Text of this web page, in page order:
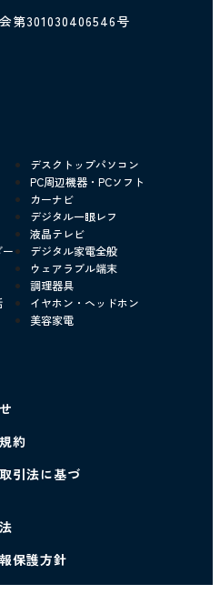
第301030406546号
デスクトップパソコン
PC周辺機器・PCソフト
カーナビ
デジタル一眼レフ
液晶テレビ
デジタル家電全般
ウェアラブル端末
調理器具
イヤホン・ヘッドホン
美容家電
約
引法に基づ
保護方針